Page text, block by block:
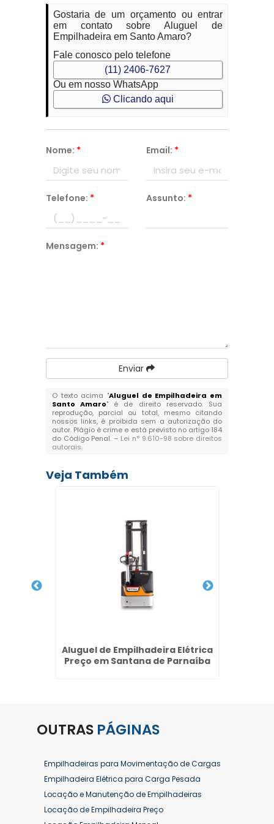
Gostaria de um orçamento ou entrar
em contato sobre Aluguel de
Empilhadeira em Santo Amaro?
Fale conosco pelo telefone
(11) 2406-7627
Ou em nosso WhatsApp
Clicando aqui
Nome: * Email: *
Telefone: * Assunto: *
Mensagem: *
Enviar
O texto acima "Aluguel de Empilhadeira em
Santo Amaro" é de direito reservado. Sua
reprodução, parcial ou total, mesmo citando
nossos links, é proibida sem a autorização do
autor. Plágio é crime e está previsto no artigo 184
do Código Penal. – Lei n° 9.610-98 sobre direitos
autorais.
Veja Também
Aluguel de Empilhadeira Elétrica
Preço em Santana de Parnaíba
OUTRAS PÁGINAS
Empilhadeiras para Movimentação de Cargas
Empilhadeira Elétrica para Carga Pesada
Locação e Manutenção de Empilhadeiras
Locação de Empilhadeira Preço